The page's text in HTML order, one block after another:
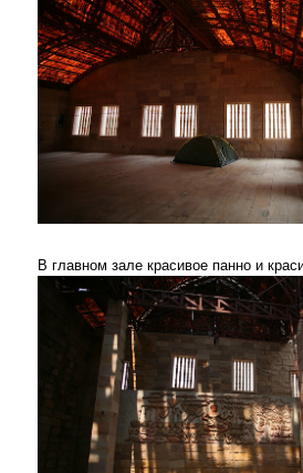
В главном зале красивое панно и